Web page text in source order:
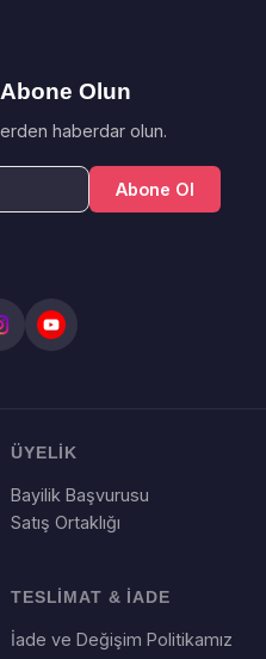
Olun
haberdar olun.
Abone Ol
ÜYELİK
Bayilik Başvurusu
Satış Ortaklığı
TESLİMAT & İADE
İade ve Değişim Politikamız